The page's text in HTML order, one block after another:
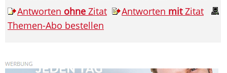
Antworten ohne Zitat Antworten mitZitat
Themen-Abo bestellen